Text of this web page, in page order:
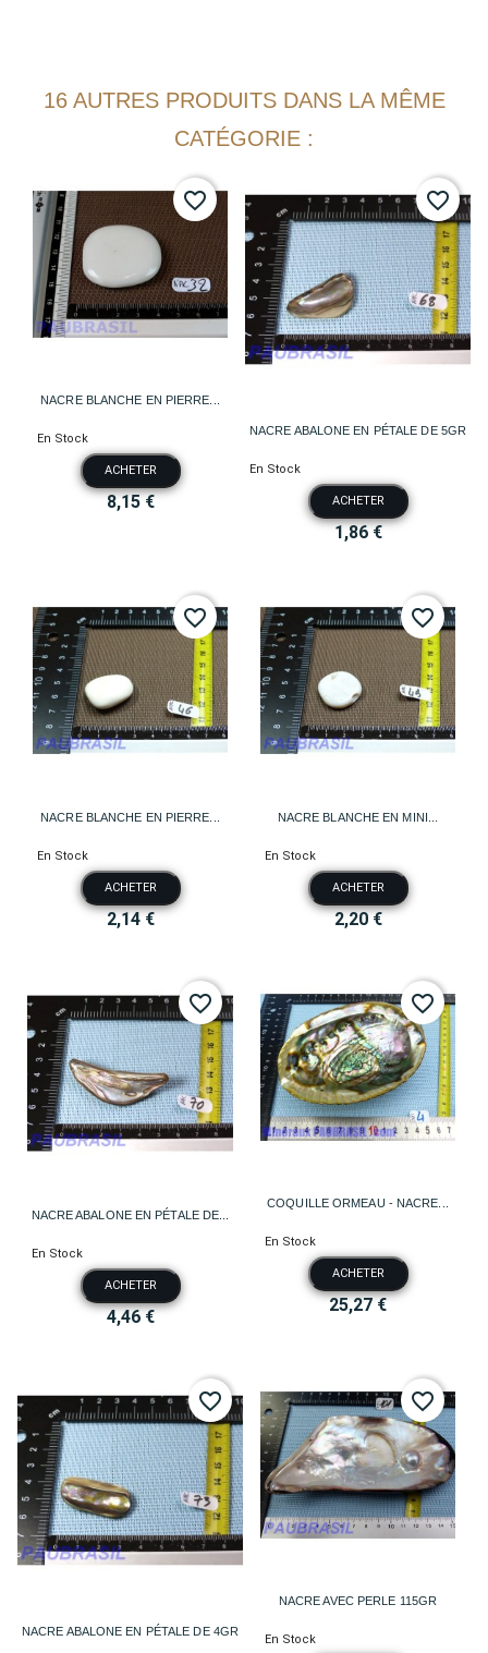
16 AUTRES PRODUITS DANS LA MÊME
CATÉGORIE :
NACRE BLANCHE EN PIERRE...
En Stock
ACHETER
8,15 €
favorite_border
NACRE ABALONE EN PÉTALE DE 5GR
En Stock
ACHETER
1,86 €
favorite_border
NACRE BLANCHE EN PIERRE...
En Stock
ACHETER
2,14 €
favorite_border
NACRE BLANCHE EN MINI...
En Stock
ACHETER
2,20 €
favorite_border
NACRE ABALONE EN PÉTALE DE...
En Stock
ACHETER
4,46 €
favorite_border
COQUILLE ORMEAU - NACRE...
En Stock
ACHETER
25,27 €
favorite_border
NACRE ABALONE EN PÉTALE DE 4GR
favorite_border
NACRE AVEC PERLE 115GR
En Stock
favorite_border